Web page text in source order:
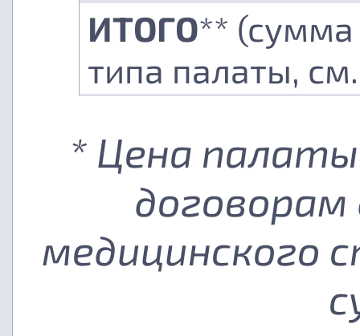
ИТОГО** (сумма
типа палаты,
* Цена
договорам
медицинского